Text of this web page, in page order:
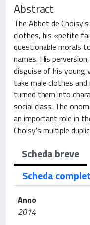
Abstract
The Abbot de
clothes, his «petite
questionable morals
names. His
disguise of his young
take male clothes
turned them into
social class. The
an important role in
Choisy's multiple
Scheda breve
Scheda
Anno
2014